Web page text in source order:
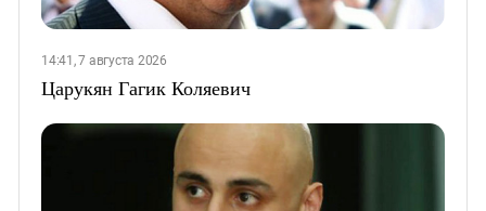
14:41, 7 августа 2026
Царукян Гагик Коляевич